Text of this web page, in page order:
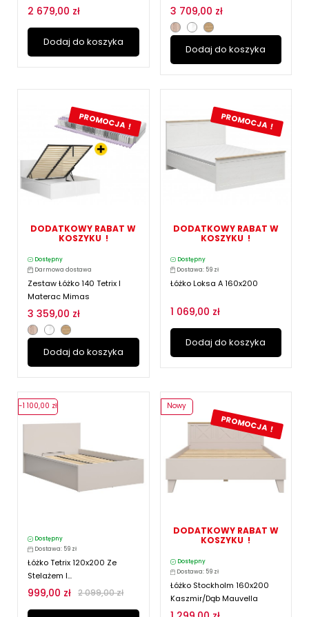
2 679,00 zł
Dodaj do koszyka
3 709,00 zł
Dodaj do koszyka
PROMOCJA !
DODATKOWY RABAT W
KOSZYKU !
Dostępny
Darmowa dostawa
Zestaw Łóżko 140 Tetrix I
Materac Mimas
3 359,00 zł
Dodaj do koszyka
PROMOCJA !
DODATKOWY RABAT W
KOSZYKU !
Dostępny
Dostawa: 59 zł
Łóżko Loksa A 160x200
1 069,00 zł
Dodaj do koszyka
Dostępny
Dostawa: 59 zł
Łóżko Tetrix 120x200 Ze
Stelażem I...
999,00 zł 2 099,00 zł
-1 100,00 zł
PROMOCJA !
DODATKOWY RABAT W
KOSZYKU !
Dostępny
Dostawa: 59 zł
Łóżko Stockholm 160x200
Kaszmir/dąb Mauvella
Nowy